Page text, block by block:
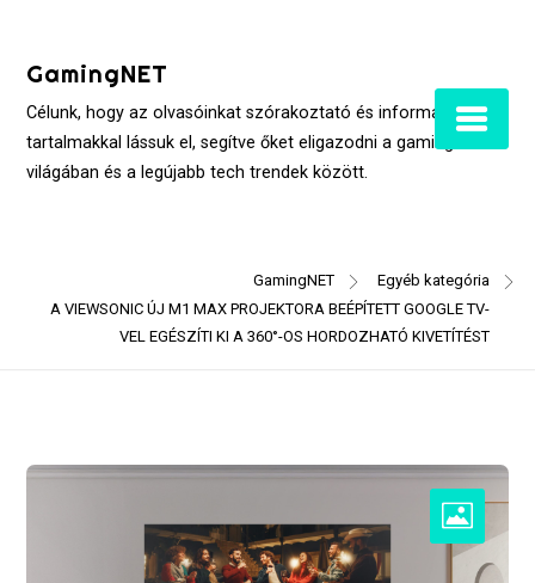
contentGamingNET
Célunk, hogy az olvasóinkat szórakoztató és informatív
tartalmakkal lássuk el, segítve őket eligazodni a gaming
világában és a legújabb tech trendek között.
GamingNET
Egyéb kategória
A VIEWSONIC ÚJ M1 MAX PROJEKTORA BEÉPÍTETT GOOGLE TV-
VEL EGÉSZÍTI KI A 360°-OS HORDOZHATÓ KIVETÍTÉST